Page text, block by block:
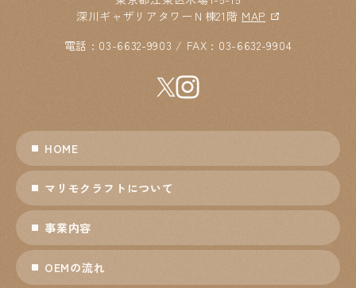
深川ギャザリアタワーＮ棟21階 MAP
電話 : 03-6632-9903 / FAX : 03-6632-9904
HOME
マリモクラフトについて
事業内容
OEMの流れ